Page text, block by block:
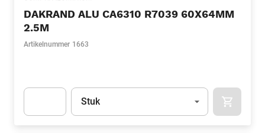
DAKRAND ALU CA6310 R7039 60X64MM
2.5M
Artikelnummer 1663
Eenheid
Stuk